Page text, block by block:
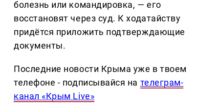
болезнь или командировка, — его
восстановят через суд. К ходатайству
придётся приложить подтверждающие
документы.
Последние новости Крыма уже в твоем
телефоне - подписывайся на телеграм-
канал «Крым Live»